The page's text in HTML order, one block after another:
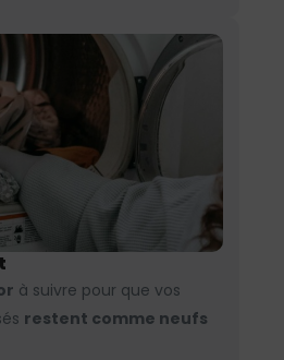
à suivre pour que vos
restent comme neufs